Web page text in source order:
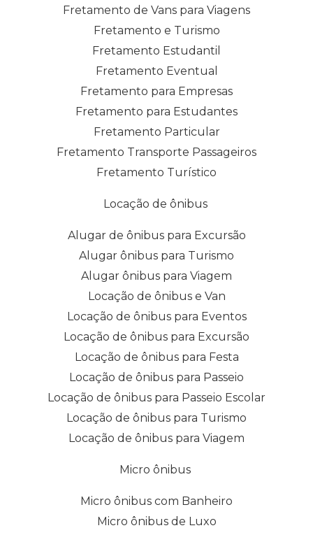
Fretamento de Vans para Viagens
Fretamento e Turismo
Fretamento Estudantil
Fretamento Eventual
Fretamento para Empresas
Fretamento para Estudantes
Fretamento Particular
Fretamento Transporte Passageiros
Fretamento Turístico
Locação de ônibus
Alugar de ônibus para Excursão
Alugar ônibus para Turismo
Alugar ônibus para Viagem
Locação de ônibus e Van
Locação de ônibus para Eventos
Locação de ônibus para Excursão
Locação de ônibus para Festa
Locação de ônibus para Passeio
Locação de ônibus para Passeio Escolar
Locação de ônibus para Turismo
Locação de ônibus para Viagem
Micro ônibus
Micro ônibus com Banheiro
Micro ônibus de Luxo